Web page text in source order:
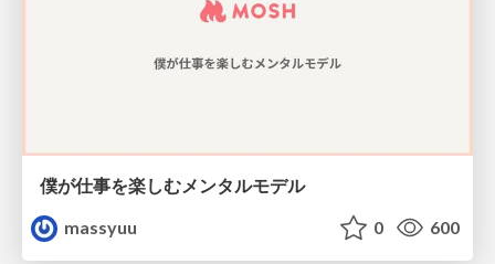
僕が仕事を楽しむメンタルモデル
massyuu
0 600